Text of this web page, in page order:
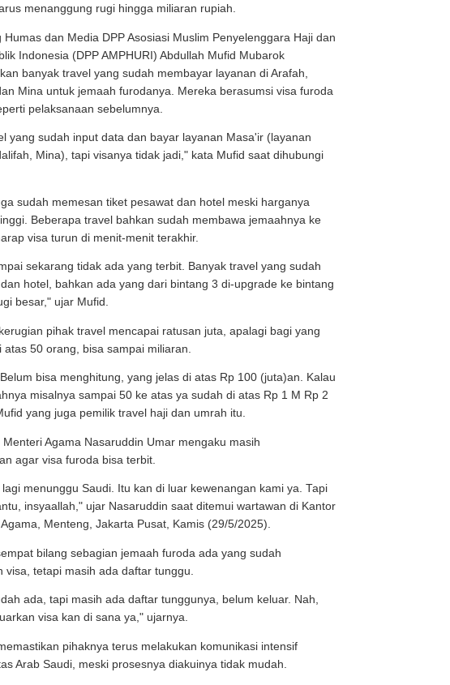
menanggung rugi hingga miliaran rupiah.
Humas dan Media DPP Asosiasi Muslim Penyelenggara Haji dan
Indonesia (DPP AMPHURI) Abdullah Mufid Mubarok
banyak travel yang sudah membayar layanan di Arafah,
Mina untuk jemaah furodanya. Mereka berasumsi visa furoda
pelaksanaan sebelumnya.
yang sudah input data dan bayar layanan Masa'ir (layanan
Mina), tapi visanya tidak jadi," kata Mufid saat dihubungi
sudah memesan tiket pesawat dan hotel meski harganya
Beberapa travel bahkan sudah membawa jemaahnya ke
visa turun di menit-menit terakhir.
sekarang tidak ada yang terbit. Banyak travel yang sudah
hotel, bahkan ada yang dari bintang 3 di-upgrade ke bintang
besar," ujar Mufid.
pihak travel mencapai ratusan juta, apalagi bagi yang
atas 50 orang, bisa sampai miliaran.
bisa menghitung, yang jelas di atas Rp 100 (juta)an. Kalau
misalnya sampai 50 ke atas ya sudah di atas Rp 1 M Rp 2
yang juga pemilik travel haji dan umrah itu.
Agama Nasaruddin Umar mengaku masih
agar visa furoda bisa terbit.
menunggu Saudi. Itu kan di luar kewenangan kami ya. Tapi
insyaallah," ujar Nasaruddin saat ditemui wartawan di Kantor
Menteng, Jakarta Pusat, Kamis (29/5/2025).
bilang sebagian jemaah furoda ada yang sudah
visa, tetapi masih ada daftar tunggu.
ada, tapi masih ada daftar tunggunya, belum keluar. Nah,
visa kan di sana ya," ujarnya.
pihaknya terus melakukan komunikasi intensif
Arab Saudi, meski prosesnya diakuinya tidak mudah.